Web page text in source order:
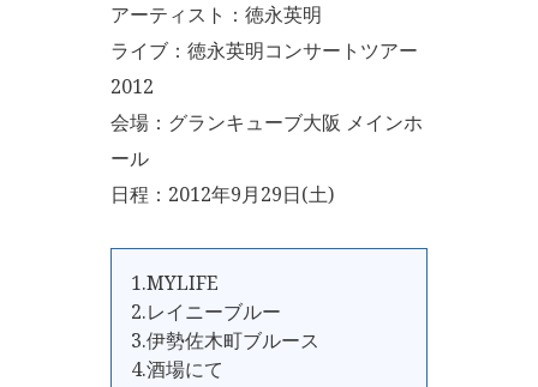
アーティスト：徳永英明
ライブ：徳永英明コンサートツアー
2012
会場：グランキューブ大阪 メインホ
ール
日程：2012年9月29日(土)
1.MYLIFE
2.レイニーブルー
3.伊勢佐木町ブルース
4.酒場にて